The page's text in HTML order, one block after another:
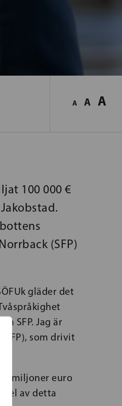
A A A
100 000 €
(SFP)
gläder det
SFP. Jag är
som drivit
miljoner euro
del av detta